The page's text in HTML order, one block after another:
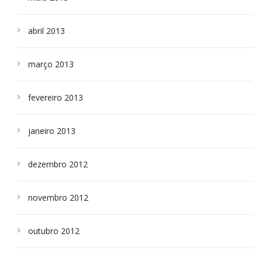
abril 2013
março 2013
fevereiro 2013
janeiro 2013
dezembro 2012
novembro 2012
outubro 2012